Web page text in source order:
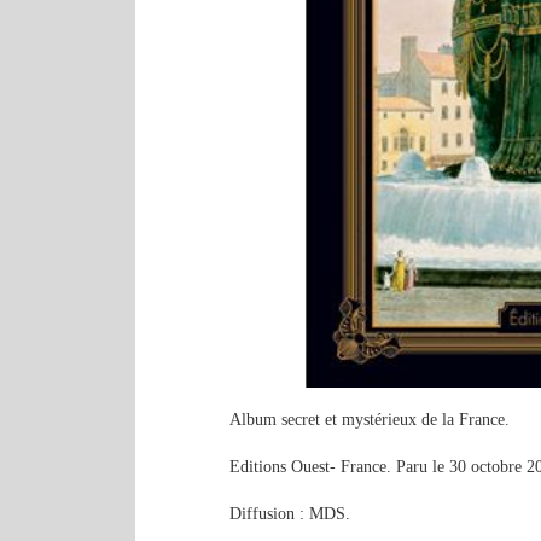
Album secret et mystérieux de la France.
Editions Ouest- France. Paru le 30 octobre
Diffusion : MDS.